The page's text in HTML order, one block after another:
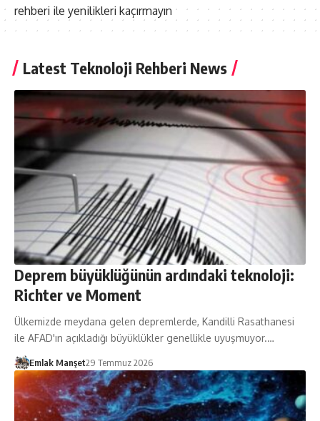
rehberi ile yenilikleri kaçırmayın
Latest Teknoloji Rehberi News
Deprem büyüklüğünün ardındaki teknoloji:
Richter ve Moment
Ülkemizde meydana gelen depremlerde, Kandilli Rasathanesi
ile AFAD'ın açıkladığı büyüklükler genellikle uyuşmuyor.…
Emlak Manşet29 Temmuz 2026